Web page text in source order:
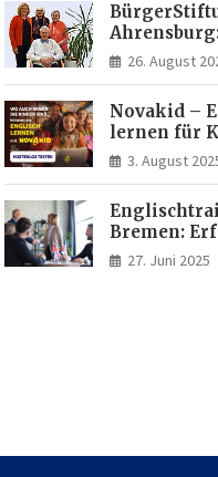
Experte für
Brasilien
fördert
Frauen
26. August
Novakid –
lernen für
gemacht
3. August
Bremen:
zugänglich
27. Juni 2025